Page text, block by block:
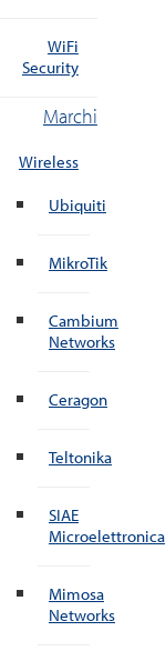
WiFi
Security
Marchi
Wireless
Ubiquiti
MikroTik
Cambium
Networks
Ceragon
Teltonika
SIAE
Microelettronica
Mimosa
Networks